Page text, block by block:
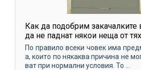
Как да подобрим закачалките
да не паднат някои неща от тях
По правило всеки човек има
а, които по някаква причина не
ват при нормални условия. То ...